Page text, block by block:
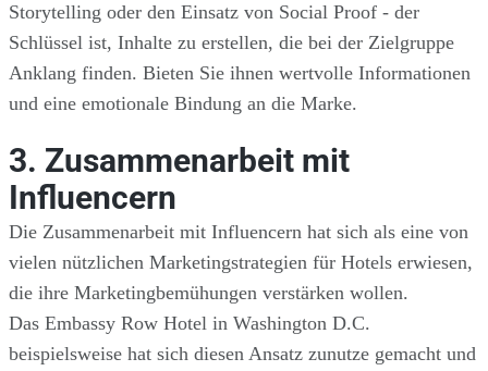
Storytelling oder den Einsatz von Social Proof - der
Schlüssel ist, Inhalte zu erstellen, die bei der Zielgruppe
Anklang finden. Bieten Sie ihnen wertvolle Informationen
und eine emotionale Bindung an die Marke.
3. Zusammenarbeit mit
Influencern
Die Zusammenarbeit mit Influencern hat sich als eine von
vielen nützlichen Marketingstrategien für Hotels erwiesen,
die ihre Marketingbemühungen verstärken wollen.
Das Embassy Row Hotel in Washington D.C.
beispielsweise hat sich diesen Ansatz zunutze gemacht und